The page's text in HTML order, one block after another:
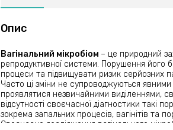
Опис
Вагінальний мікробіом – це природний
репродуктивної системи. Порушення його
процеси та підвищувати ризик серйозних
Часто ці зміни не супроводжуються
проявлятися незвичайними виділеннями,
відсутності своєчасної діагностики такі
зокрема запальних процесів, вагінітів та
Своєчасне дослідження вагінального